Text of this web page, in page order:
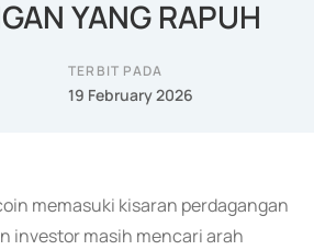
YANG RAPUH
TERBIT PADA
19 February 2026
memasuki kisaran perdagangan
investor masih mencari arah